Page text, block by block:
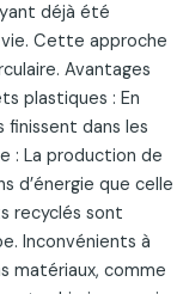
déjà été
Cette approche
Avantages
plastiques : En
finissent dans les
: La production de
d’énergie que celle
recyclés sont
Inconvénients à
matériaux, comme